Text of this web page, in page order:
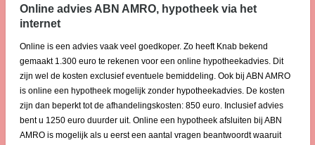
Online advies ABN AMRO, hypotheek via het
internet
Online is een advies vaak veel goedkoper. Zo heeft Knab bekend
gemaakt 1.300 euro te rekenen voor een online hypotheekadvies. Dit
zijn wel de kosten exclusief eventuele bemiddeling. Ook bij ABN AMRO
is online een hypotheek mogelijk zonder hypotheekadvies. De kosten
zijn dan beperkt tot de afhandelingskosten: 850 euro. Inclusief advies
bent u 1250 euro duurder uit. Online een hypotheek afsluiten bij ABN
AMRO is mogelijk als u eerst een aantal vragen beantwoordt waaruit